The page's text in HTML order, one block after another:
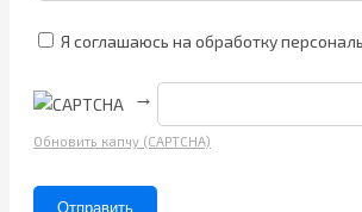
Я соглашаюсь на обработку
→
Обновить капчу (CAPTCHA)